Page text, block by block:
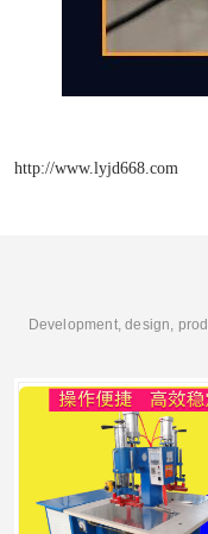
http://www.lyjd668.com
Development, design,